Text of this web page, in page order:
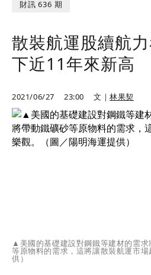
財訊 636 期
散裝航運股續航
下近11年來新高
2021/06/27 23:00 文｜林果契
▲美國的基礎建設對鋼鐵等建材的需
等原物料的需求，這將讓散裝航運市
供）